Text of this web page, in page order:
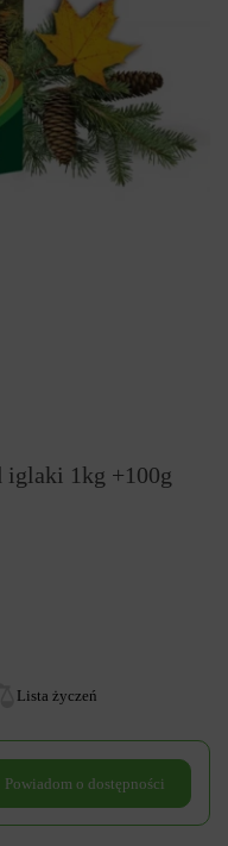
iglaki 1kg +100g
Lista życzeń
Powiadom o dostępności